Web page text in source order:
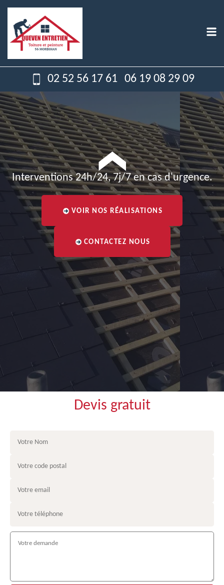
02 52 56 17 61 06 19 08 29 09
Interventions 24h/24, 7j/7 en cas d'urgence.
VOIR NOS RÉALISATIONS
CONTACTEZ NOUS
Devis gratuit